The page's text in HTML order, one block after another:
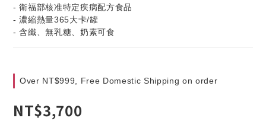
- 衛福部核准特定疾病配方食品
- 濃縮熱量365大卡/罐
- 含纖、無乳糖、奶素可食
Over NT$999, Free Domestic Shipping on order
NT$3,700